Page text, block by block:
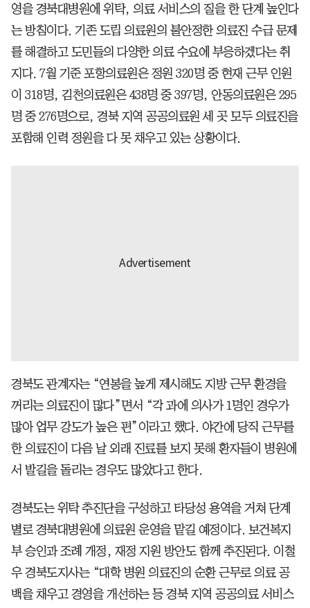
영을 경북대병원에 위탁, 의료 서비스의 질을 한 단계 높인다
는 방침이다. 기존 도립 의료원의 불안정한 의료진 수급 문제
를 해결하고 도민들의 다양한 의료 수요에 부응하겠다는 취
지다. 7월 기준 포항의료원은 정원 320명 중 현재 근무 인원
이 318명, 김천의료원은 438명 중 397명, 안동의료원은 295
명 중 276명으로, 경북 지역 공공의료원 세 곳 모두 의료진을
포함해 인력 정원을 다 못 채우고 있는 상황이다.
경북도 관계자는 “연봉을 높게 제시해도 지방 근무 환경을
꺼리는 의료진이 많다”면서 “각 과에 의사가 1명인 경우가
많아 업무 강도가 높은 편”이라고 했다. 야간에 당직 근무를
한 의료진이 다음 날 외래 진료를 보지 못해 환자들이 병원에
서 발길을 돌리는 경우도 많았다고 한다.
경북도는 위탁 추진단을 구성하고 타당성 용역을 거쳐 단계
별로 경북대병원에 의료원 운영을 맡길 예정이다. 보건복지
부 승인과 조례 개정, 재정 지원 방안도 함께 추진된다. 이철
우 경북도지사는 “대학 병원 의료진의 순환 근무로 의료 공
백을 채우고 경영을 개선하는 등 경북 지역 공공의료 서비스